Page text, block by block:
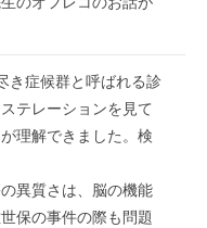
き症候群と呼ばれる診
テレーションを見て
理解できました。検
異質さは、脳の機能
保の事件の際も問題